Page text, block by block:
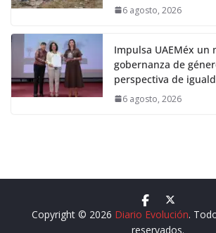
6 agosto, 2026
Impulsa UAEMéx un
gobernanza de
perspectiva de
6 agosto, 2026
Copyright © 2026 Diario Evolución.
reservados.